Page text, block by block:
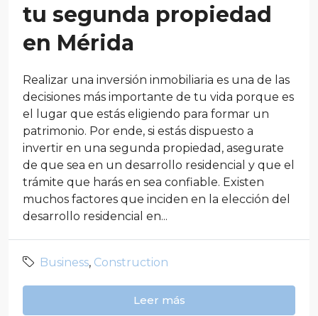
tu segunda propiedad
en Mérida
Realizar una inversión inmobiliaria es una de las
decisiones más importante de tu vida porque es
el lugar que estás eligiendo para formar un
patrimonio. Por ende, si estás dispuesto a
invertir en una segunda propiedad, asegurate
de que sea en un desarrollo residencial y que el
trámite que harás en sea confiable. Existen
muchos factores que inciden en la elección del
desarrollo residencial en...
Business, Construction
Leer más